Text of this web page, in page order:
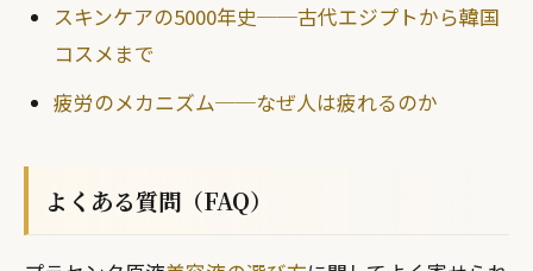
スキンケアの5000年史──古代エジプトから韓国
コスメまで
疲労のメカニズム──なぜ人は疲れるのか
よくある質問（FAQ）